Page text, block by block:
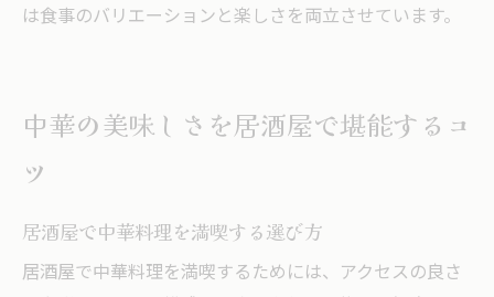
は食事のバリエーションと楽しさを両立させています。
中華の美味しさを居酒屋で堪能するコ
ツ
居酒屋で中華料理を満喫する選び方
居酒屋で中華料理を満喫するためには、アクセスの良さ